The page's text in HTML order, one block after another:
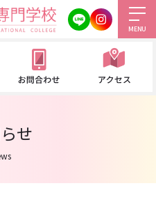
MENU
せ